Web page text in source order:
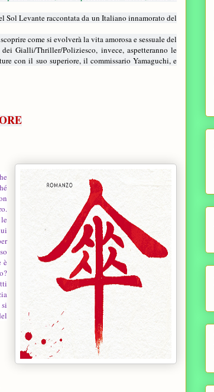
Sol Levante raccontata da un Italiano innamorato del
come si evolverà la vita amorosa e sessuale del
Gialli/Thriller/Poliziesco, invece, aspetteranno le
con il suo superiore, il commissario Yamaguchi, e
è